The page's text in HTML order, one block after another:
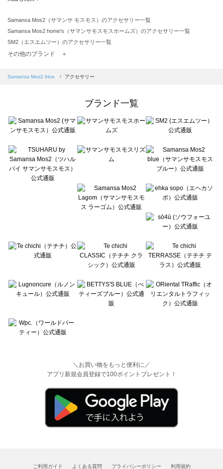
Samansa Mos2（サマンサ モスモス）のアクセサリー一覧
Samansa Mos2 home's（サマンサモスモスホームズ）のアクセサリー一覧
SM2（エスエムツー）のアクセサリー一覧
TSUHARU by Samansa Mos2（ツハルバイサマンサモスモス）のアクセサリー一覧
Samansa Mos2 blue（サマンサモスモス ブルー）のアクセサリー一覧
sō4ū（ソウフォーユー）のアクセサリー一覧
Te chichi（テチチ）のアクセサリー一覧
Te chichi CLASSIC（テチチ クラシック）のアクセサリー一覧
Lugnoncure（ルノンキュール）のアクセサリー一覧
BETTY'S BLUE（べティーズブルー）のアクセサリー一覧
Wpc.（ワールドパーティー）のアクセサリー一覧
その他のブランド ＋
Samansa Mos2 blue アクセサリー
ブランド一覧
＼お買い物をもっと便利に／
アプリ新規会員登録で100ポイントプレゼント！
ご利用ガイド よくある質問 プライバシーポリシー 利用規約